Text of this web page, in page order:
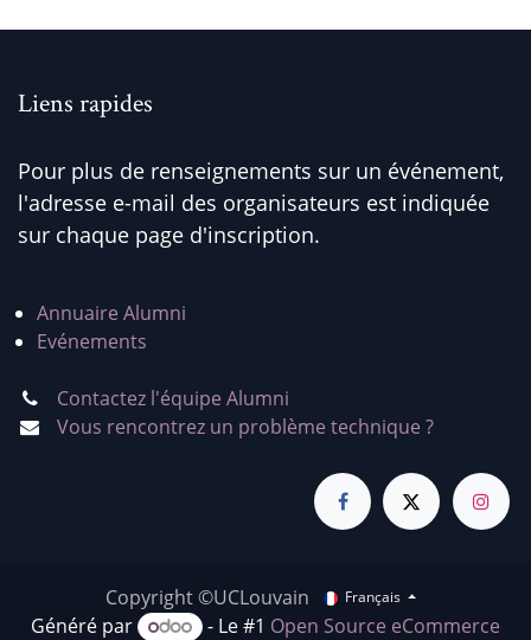
Liens rapides
Pour plus de renseignements sur un événement,
l'adresse e-mail des organisateurs est indiquée
sur chaque page d'inscription.
Annuaire Alumni
Evénements
Contactez l'équipe Alumni
Vous rencontrez un problème technique ?
Copyright ©UCLouvain Français
Généré par - Le #1 Open Source eCommerce